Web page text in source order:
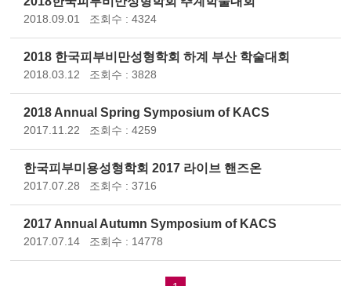
2018.09.01 조회수 : 4324
2018 한국피부비만성형학회 하계 부산 학술대회
2018.03.12 조회수 : 3828
2018 Annual Spring Symposium of KACS
2017.11.22 조회수 : 4259
한국피부미용성형학회 2017 라이브 핸즈온
2017.07.28 조회수 : 3716
2017 Annual Autumn Symposium of KACS
2017.07.14 조회수 : 14778